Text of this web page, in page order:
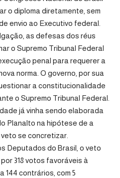
o diploma diretamente, sem
envio ao Executivo federal.
as defesas dos réus
o Supremo Tribunal Federal
penal para requerer a
norma. O governo, por sua
a constitucionalidade
o Supremo Tribunal Federal.
já vinha sendo elaborada
Planalto na hipótese de a
se concretizar.
Deputados do Brasil, o veto
318 votos favoráveis à
144 contrários, com 5